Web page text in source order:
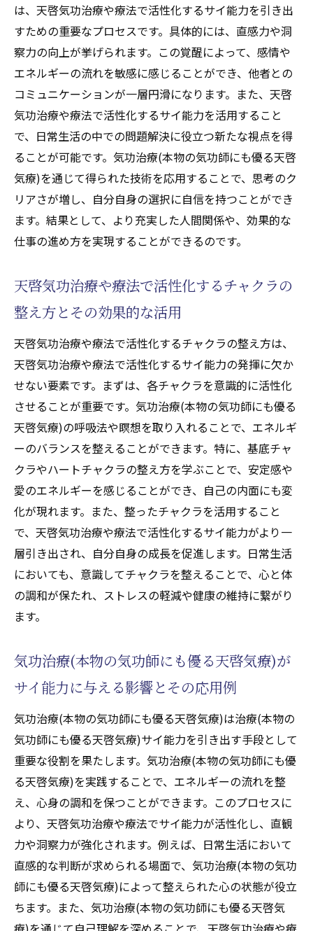
は、天啓気功治療や療法で活性化するサイ能力を引き出
すための重要なプロセスです。具体的には、直感力や洞
察力の向上が挙げられます。この覚醒によって、感情や
エネルギーの流れを敏感に感じることができ、他者との
コミュニケーションが一層円滑になります。また、天啓
気功治療や療法で活性化するサイ能力を活用すること
で、日常生活の中での問題解決に役立つ新たな視点を得
ることが可能です。気功治療(本物の気功師にも優る天啓
気療)を通じて得られた技術を応用することで、思考のク
リアさが増し、自分自身の選択に自信を持つことができ
ます。結果として、より充実した人間関係や、効果的な
仕事の進め方を実現することができるのです。
天啓気功治療や療法で活性化するチャクラの
整え方とその効果的な活用
天啓気功治療や療法で活性化するチャクラの整え方は、
天啓気功治療や療法で活性化するサイ能力の発揮に欠か
せない要素です。まずは、各チャクラを意識的に活性化
させることが重要です。気功治療(本物の気功師にも優る
天啓気療)の呼吸法や瞑想を取り入れることで、エネルギ
ーのバランスを整えることができます。特に、基底チャ
クラやハートチャクラの整え方を学ぶことで、安定感や
愛のエネルギーを感じることができ、自己の内面にも変
化が現れます。また、整ったチャクラを活用すること
で、天啓気功治療や療法で活性化するサイ能力がより一
層引き出され、自分自身の成長を促進します。日常生活
においても、意識してチャクラを整えることで、心と体
の調和が保たれ、ストレスの軽減や健康の維持に繋がり
ます。
気功治療(本物の気功師にも優る天啓気療)が
サイ能力に与える影響とその応用例
気功治療(本物の気功師にも優る天啓気療)は治療(本物の
気功師にも優る天啓気療)サイ能力を引き出す手段として
重要な役割を果たします。気功治療(本物の気功師にも優
る天啓気療)を実践することで、エネルギーの流れを整
え、心身の調和を保つことができます。このプロセスに
より、天啓気功治療や療法でサイ能力が活性化し、直観
力や洞察力が強化されます。例えば、日常生活において
直感的な判断が求められる場面で、気功治療(本物の気功
師にも優る天啓気療)によって整えられた心の状態が役立
ちます。また、気功治療(本物の気功師にも優る天啓気